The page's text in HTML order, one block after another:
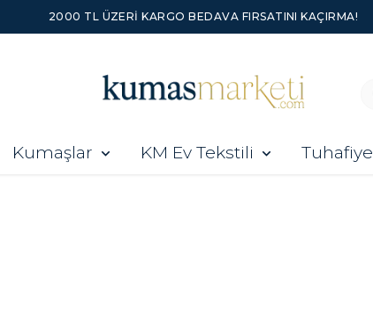
2000 TL ÜZERI KARGO BEDAVA FIRSATINI KAÇIRMA!
Kumaşlar KM Ev Tekstili Tuhafiye